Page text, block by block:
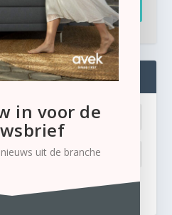
kwijt
in voor de
uit de branche